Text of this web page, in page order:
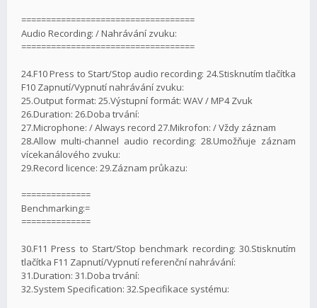
===================================
Audio Recording: / Nahrávání zvuku:
===================================
24.F10 Press to Start/Stop audio recording: 24.Stisknutím tlačítka
F10 Zapnutí/Vypnutí nahrávání zvuku:
25.Output format: 25.Výstupní formát: WAV / MP4 Zvuk
26.Duration: 26.Doba trvání:
27.Microphone: / Always record 27.Mikrofon: / Vždy záznam
28.Allow multi-channel audio recording: 28.Umožňuje záznam
vícekanálového zvuku:
29.Record licence: 29.Záznam průkazu:
==============
Benchmarking:=
==============
30.F11 Press to Start/Stop benchmark recording: 30.Stisknutím
tlačítka F11 Zapnutí/Vypnutí referenční nahrávání:
31.Duration: 31.Doba trvání:
32.System Specification: 32.Specifikace systému: